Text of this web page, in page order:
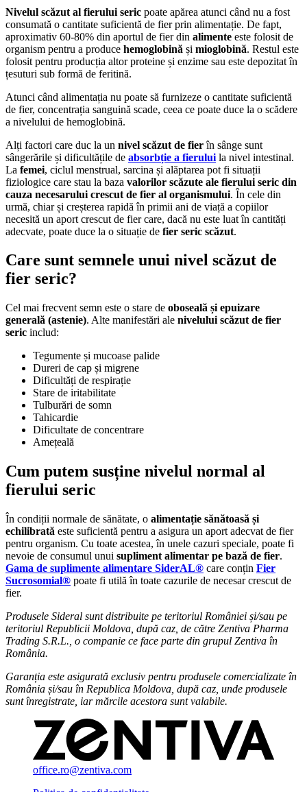
Nivelul scăzut al fierului seric poate apărea atunci când nu a fost
consumată o cantitate suficientă de fier prin alimentație. De fapt,
aproximativ 60-80% din aportul de fier din alimente este folosit de
organism pentru a produce hemoglobină și mioglobină. Restul este
folosit pentru producția altor proteine și enzime sau este depozitat în
țesuturi sub formă de feritină.
Atunci când alimentația nu poate să furnizeze o cantitate suficientă
de fier, concentrația sanguină scade, ceea ce poate duce la o scădere
a nivelului de hemoglobină.
Alți factori care duc la un nivel scăzut de fierîn sânge sunt
sângerările și dificultățile de absorbție a fierului la nivel intestinal.
La femei, ciclul menstrual, sarcina și alăptarea pot fi situații
fiziologice care stau la baza valorilor scăzute ale fierului seric din
cauza necesarului crescut de fier al organismului. În cele din
urmă, chiar și creșterea rapidă în primii ani de viață a copiilor
necesită un aport crescut de fier care, dacă nu este luat în cantități
adecvate, poate duce la o situație de fier seric scăzut.
Care sunt semnele unui nivel scăzut de
fier seric?
Cel mai frecvent semn este o stare de oboseală și epuizare
generală (astenie). Alte manifestări ale nivelului scăzut de fier
seric includ:
Tegumente și mucoase palide
Dureri de cap și migrene
Dificultăți de respirație
Stare de iritabilitate
Tulburări de somn
Tahicardie
Dificultate de concentrare
Amețeală
Cum putem susține nivelul normal al
fierului seric
În condiții normale de sănătate, o alimentație sănătoasă și
echilibrată este suficientă pentru a asigura un aport adecvat de fier
pentru organism. Cu toate acestea, în unele cazuri speciale, poate fi
nevoie de consumul unui supliment alimentar pe bază de fier.
Gama de suplimente alimentare SiderAL® care conțin Fier
Sucrosomial® poate fi utilă în toate cazurile de necesar crescut de
fier.
Produsele Sideral sunt distribuite pe teritoriul României și/sau pe
teritoriul Republicii Moldova, după caz, de către Zentiva Pharma
Trading S.R.L., o companie ce face parte din grupul Zentiva în
România.
Garanția este asigurată exclusiv pentru produsele comercializate în
România și/sau în Republica Moldova, după caz, unde produsele
sunt înregistrate, iar mărcile acestora sunt valabile.
office.ro@zentiva.com